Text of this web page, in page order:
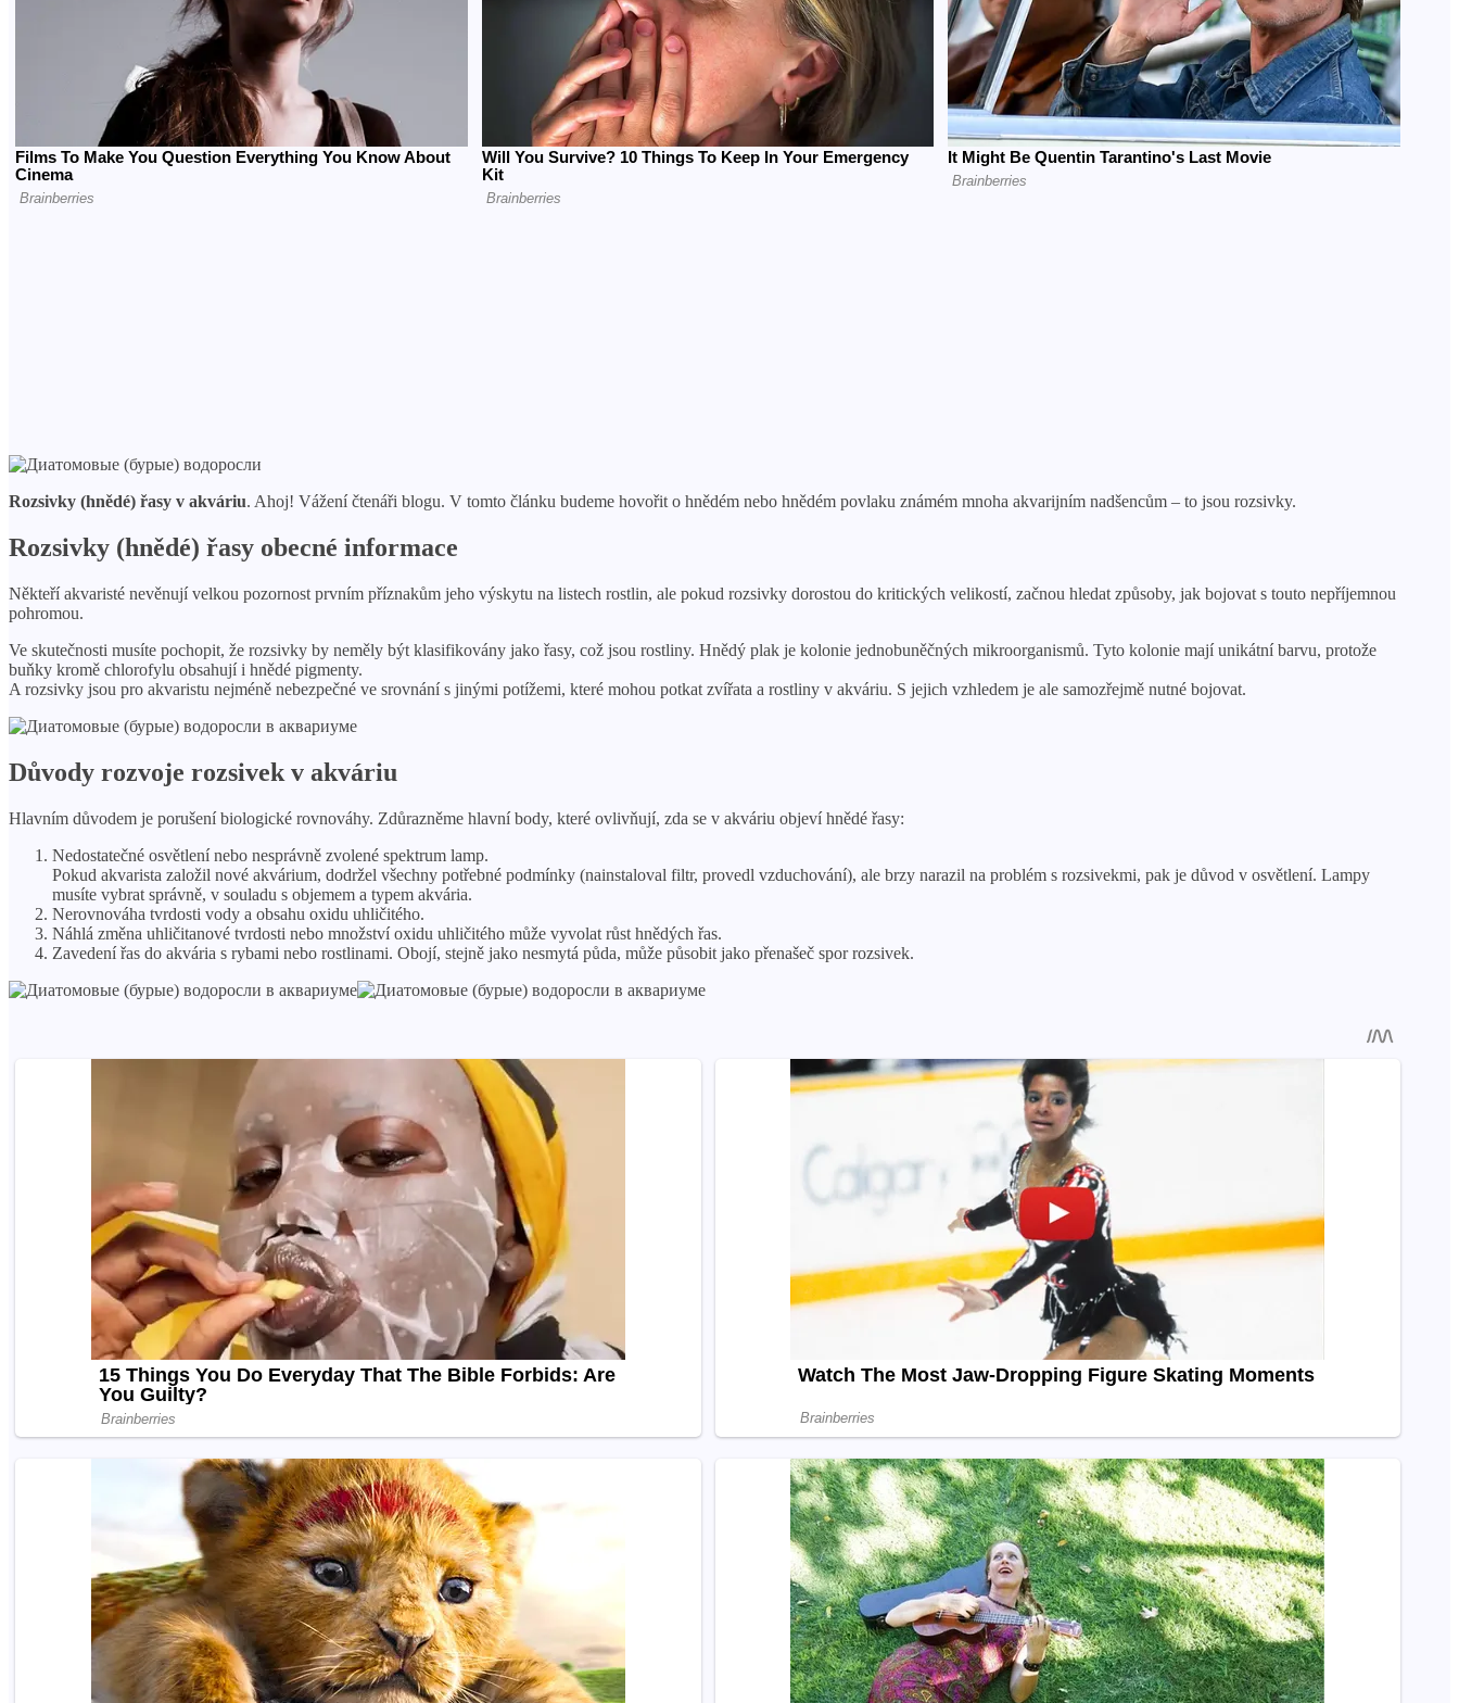
Rozsivky (hnědé) řasy v akváriu. Ahoj! Vážení čtenáři blogu. V tomto článku budeme hovořit o hnědém nebo hnědém povlaku známém mnoha akvarijním nadšencům – to jsou rozsivky.
Rozsivky (hnědé) řasy obecné informace
Někteří akvaristé nevěnují velkou pozornost prvním příznakům jeho výskytu na listech rostlin, ale pokud rozsivky dorostou do kritických velikostí, začnou hledat způsoby, jak bojovat s touto nepříjemnou
pohromou.
Ve skutečnosti musíte pochopit, že rozsivky by neměly být klasifikovány jako řasy, což jsou rostliny. Hnědý plak je kolonie jednobuněčných mikroorganismů. Tyto kolonie mají unikátní barvu, protože
buňky kromě chlorofylu obsahují i ​​hnědé pigmenty.
A rozsivky jsou pro akvaristu nejméně nebezpečné ve srovnání s jinými potížemi, které mohou potkat zvířata a rostliny v akváriu. S jejich vzhledem je ale samozřejmě nutné bojovat.
Důvody rozvoje rozsivek v akváriu
Hlavním důvodem je porušení biologické rovnováhy. Zdůrazněme hlavní body, které ovlivňují, zda se v akváriu objeví hnědé řasy:
Nedostatečné osvětlení nebo nesprávně zvolené spektrum lamp.
Pokud akvarista založil nové akvárium, dodržel všechny potřebné podmínky (nainstaloval filtr, provedl vzduchování), ale brzy narazil na problém s rozsivekmi, pak je důvod v osvětlení. Lampy
musíte vybrat správně, v souladu s objemem a typem akvária.
Nerovnováha tvrdosti vody a obsahu oxidu uhličitého.
Náhlá změna uhličitanové tvrdosti nebo množství oxidu uhličitého může vyvolat růst hnědých řas.
Zavedení řas do akvária s rybami nebo rostlinami. Obojí, stejně jako nesmytá půda, může působit jako přenašeč spor rozsivek.